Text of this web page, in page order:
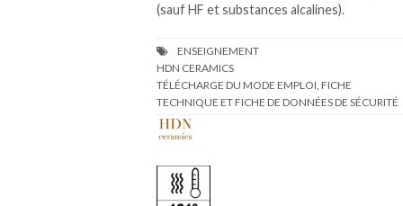
(sauf HF et substances alcalines).
TÉLÉCHARGE DU MODE EMPLOI, FICHE
TECHNIQUE ET FICHE DE DONNÉES DE SÉCURITÉ